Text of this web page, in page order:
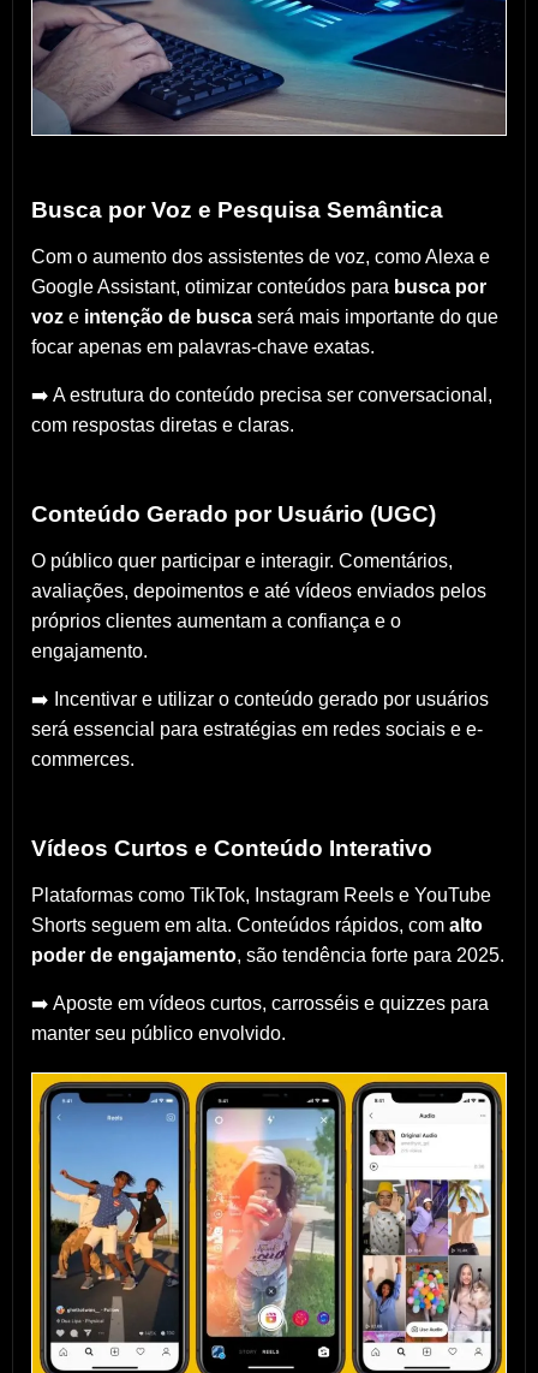
Busca por Voz e Pesquisa Semântica
Com o aumento dos assistentes de voz, como Alexa e
Google Assistant, otimizar conteúdos para busca por
voz e intenção de busca será mais importante do que
focar apenas em palavras-chave exatas.
➡️ A estrutura do conteúdo precisa ser conversacional,
com respostas diretas e claras.
Conteúdo Gerado por Usuário (UGC)
O público quer participar e interagir. Comentários,
avaliações, depoimentos e até vídeos enviados pelos
próprios clientes aumentam a confiança e o
engajamento.
➡️ Incentivar e utilizar o conteúdo gerado por usuários
será essencial para estratégias em redes sociais e e-
commerces.
Vídeos Curtos e Conteúdo Interativo
Plataformas como TikTok, Instagram Reels e YouTube
Shorts seguem em alta. Conteúdos rápidos, com alto
poder de engajamento, são tendência forte para 2025.
➡️ Aposte em vídeos curtos, carrosséis e quizzes para
manter seu público envolvido.